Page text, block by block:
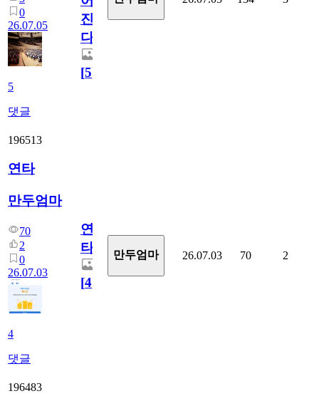
0
26.07.05
5
댓글
진
다.
[5]
196513
연타
만두엄마
70
2
0
26.07.03
4
댓글
연
타
[4]
만두엄마 26.07.03 70 2
196483